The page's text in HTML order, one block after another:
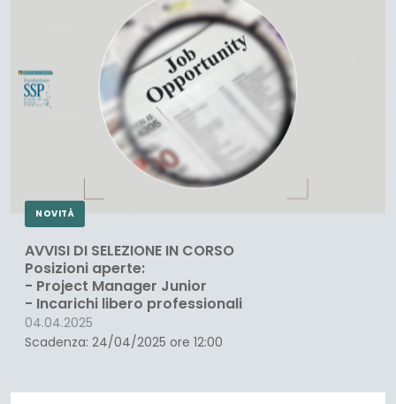
NOVITÀ
AVVISI DI SELEZIONE IN CORSO
Posizioni aperte:
- Project Manager Junior
- Incarichi libero professionali
04.04.2025
Scadenza: 24/04/2025 ore 12:00